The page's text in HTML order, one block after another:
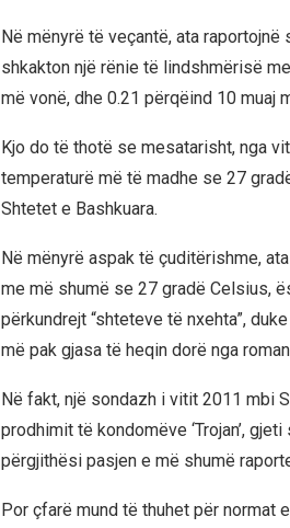
Në mënyrë të veçantë, ata
shkakton një rënie të lindshmërisë
më vonë, dhe 0.21 përqëind 10 muaj
Kjo do të thotë se mesatarisht, nga
temperaturë më të madhe se 27
Shtetet e Bashkuara.
Në mënyrë aspak të çuditërishme,
me më shumë se 27 gradë Celsius,
përkundrejt “shteteve të nxehta”,
më pak gjasa të heqin dorë nga
Në fakt, një sondazh i vitit 2011 mbi
prodhimit të kondomëve ‘Trojan’,
përgjithësi pasjen e më shumë
Por çfarë mund të thuhet për normat